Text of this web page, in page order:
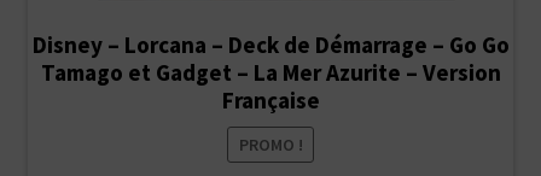
Disney – Lorcana – Deck de Démarrage – Go Go
Tamago et Gadget – La Mer Azurite – Version
Française
PROMO !